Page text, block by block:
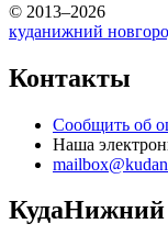
© 2013–2026
куданижний
Контакты
Сообщить об
Наша
КудаНижний